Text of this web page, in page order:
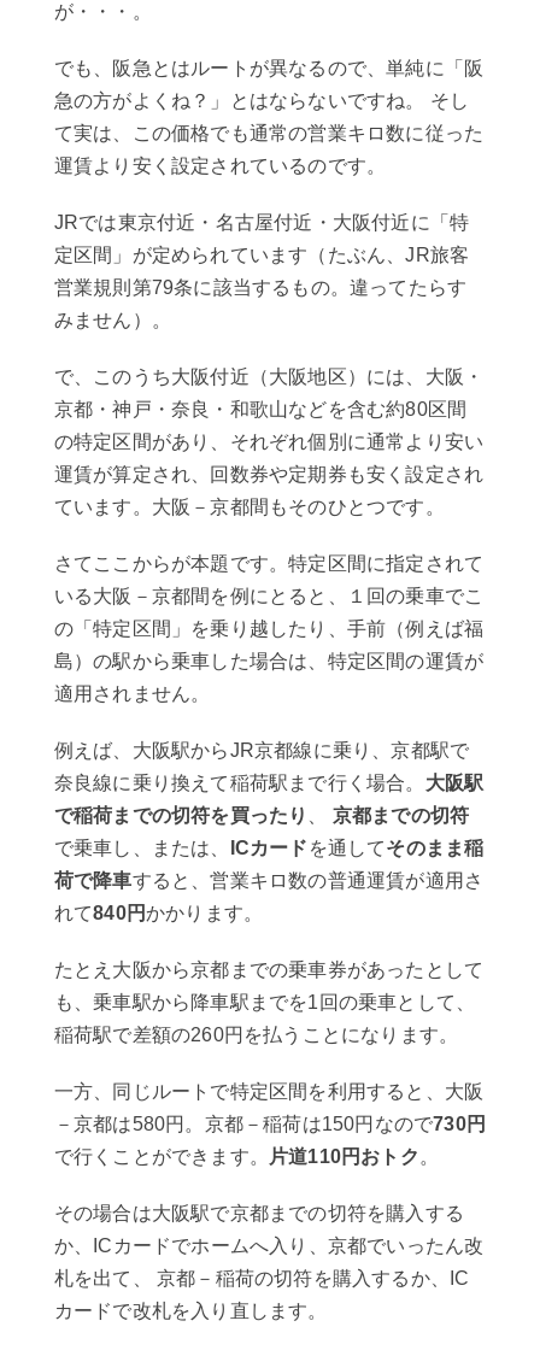
が・・・。
でも、阪急とはルートが異なるので、単純に「阪
急の方がよくね？」とはならないですね。 そし
て実は、この価格でも通常の営業キロ数に従った
運賃より安く設定されているのです。
JRでは東京付近・名古屋付近・大阪付近に「特
定区間」が定められています（たぶん、JR旅客
営業規則第79条に該当するもの。違ってたらす
みません）。
で、このうち大阪付近（大阪地区）には、大阪・
京都・神戸・奈良・和歌山などを含む約80区間
の特定区間があり、それぞれ個別に通常より安い
運賃が算定され、回数券や定期券も安く設定され
ています。大阪－京都間もそのひとつです。
さてここからが本題です。特定区間に指定されて
いる大阪－京都間を例にとると、１回の乗車でこ
の「特定区間」を乗り越したり、手前（例えば福
島）の駅から乗車した場合は、特定区間の運賃が
適用されません。
例えば、大阪駅からJR京都線に乗り、京都駅で
奈良線に乗り換えて稲荷駅まで行く場合。 大阪駅
で稲荷までの切符を買ったり
京都までの切符
で乗車し、または、
ICカード を通してそのまま稲
荷で降車すると、営業キロ数の普通運賃が適用さ
れて840円かかります。
たとえ大阪から京都までの乗車券があったとして
も、乗車駅から降車駅までを1回の乗車として、
稲荷駅で差額の260円を払うことになります。
一方、同じルートで特定区間を利用すると、大阪
－京都は580円。京都－稲荷は150円なので730円
で行くことができます。
片道110円おトク 。
その場合は大阪駅で京都までの切符を購入する
か、ICカードでホームへ入り、京都でいったん改
札を出て、 京都－稲荷の切符を購入するか、IC
カードで改札を入り直します。